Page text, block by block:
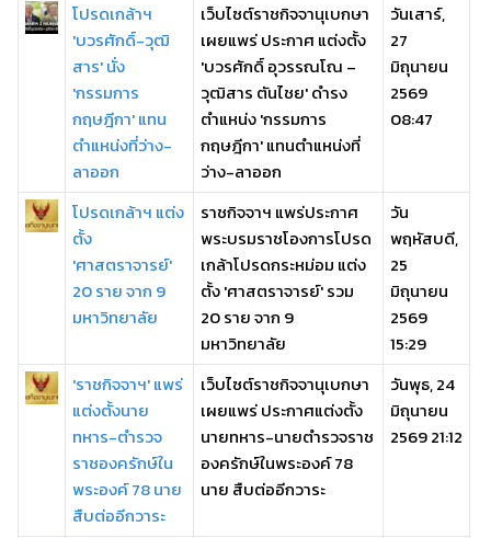
โปรดเกล้าฯ
'บวรศักดิ์-วุฒิ
สาร' นั่ง
'กรรมการ
กฤษฎีกา' แทน
ตำแหน่งที่ว่าง-
ลาออก
เว็บไซต์ราชกิจจานุเบกษา
เผยแพร่ ประกาศ แต่งตั้ง
'บวรศักดิ์ อุวรรณโณ –
วุฒิสาร ตันไชย' ดำรง
ตำแหน่ง 'กรรมการ
กฤษฎีกา' แทนตำแหน่งที่
ว่าง-ลาออก
วันเสาร์,
27
มิถุนายน
2569
08:47
โปรดเกล้าฯ แต่ง
ตั้ง
'ศาสตราจารย์'
20 ราย จาก 9
มหาวิทยาลัย
ราชกิจจาฯ แพร่ประกาศ
พระบรมราชโองการโปรด
เกล้าโปรดกระหม่อม แต่ง
ตั้ง 'ศาสตราจารย์' รวม
20 ราย จาก 9
มหาวิทยาลัย
วัน
พฤหัสบดี,
25
มิถุนายน
2569
15:29
'ราชกิจจาฯ' แพร่
แต่งตั้งนาย
ทหาร-ตำรวจ
ราชองครักษ์ใน
พระองค์ 78 นาย
สืบต่ออีกวาระ
เว็บไซต์ราชกิจจานุเบกษา
เผยแพร่ ประกาศแต่งตั้ง
นายทหาร-นายตำรวจราช
องครักษ์ในพระองค์ 78
นาย สืบต่ออีกวาระ
วันพุธ, 24
มิถุนายน
2569 21:12